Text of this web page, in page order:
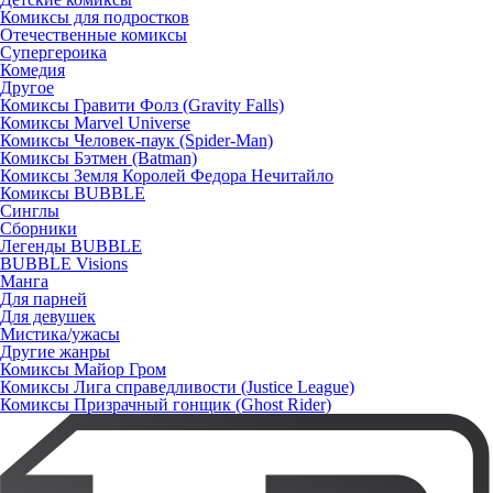
Комиксы для подростков
Отечественные комиксы
Супергероика
Комедия
Другое
Комиксы Гравити Фолз (Gravity Falls)
Комиксы Marvel Universe
Комиксы Человек-паук (Spider-Man)
Комиксы Бэтмен (Batman)
Комиксы Земля Королей Федора Нечитайло
Комиксы BUBBLE
Синглы
Сборники
Легенды BUBBLE
BUBBLE Visions
Манга
Для парней
Для девушек
Мистика/ужасы
Другие жанры
Комиксы Майор Гром
Комиксы Лига справедливости (Justice League)
Комиксы Призрачный гонщик (Ghost Rider)